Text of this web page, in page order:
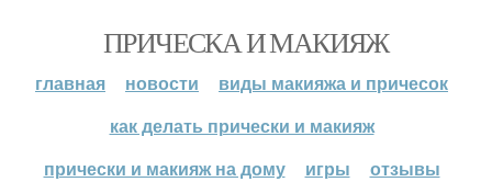
ПРИЧЕСКА И МАКИЯЖ
главная новости
виды макияжа и причесок
как делать прически и макияж
прически и макияж на дому
игры отзывы